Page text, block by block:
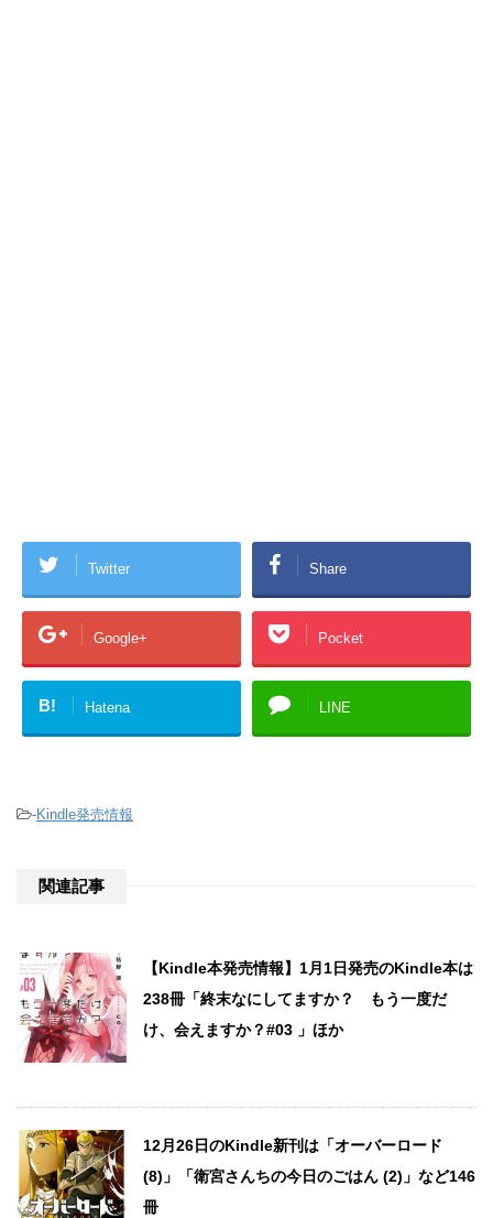
Twitter Share
Google+ Pocket
B! Hatena LINE
-Kindle発売情報
関連記事
【Kindle本発売情報】1月1日発売のKindle本は
238冊「終末なにしてますか？ もう一度だ
け、会えますか？#03 」ほか
12月26日のKindle新刊は「オーバーロード
(8)」「衛宮さんちの今日のごはん (2)」など146
冊